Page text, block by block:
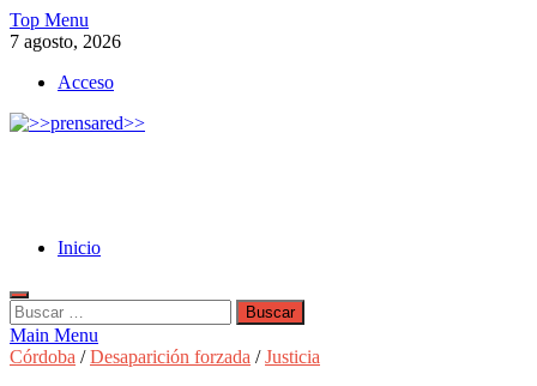
Skip
to
Top Menu
7 agosto, 2026
Acceso
Inicio
Buscar:
Main Menu
Córdoba /Desaparición forzada /Justicia